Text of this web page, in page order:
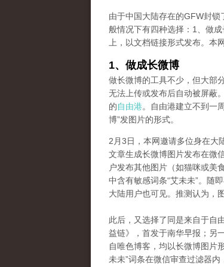
由于中国大陆存在的GFW封
般情况下有四种选择：1、做
上，以文档链接形式发布。本
1、做成长微博
做长微博的工具不少，但大部
无法上传或发布后自动被屏蔽
的自由港。自由港建立不到一
博”发图片的形式。
2月3日，本网邀请多位身在大
文章生成长微博图片发布在微
户发布其他图片（如猫咪或
中含有敏感词条“艾未未”。随
大陆用户也可见。推测认为，
此后，又选择了同是来自于自
益链》，首发于南华早报；另
自唯色博客，均以长微博图片
未未”词条在微信审查过滤器内